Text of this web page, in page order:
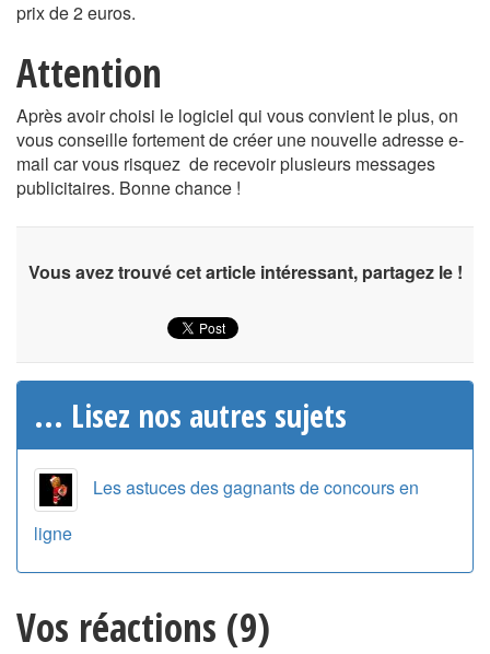
prix de 2 euros.
Attention
Après avoir choisi le logiciel qui vous convient le plus, on
vous conseille fortement de créer une nouvelle adresse e-
mail car vous risquez de recevoir plusieurs messages
publicitaires. Bonne chance !
Vous avez trouvé cet article intéressant, partagez le !
... Lisez nos autres sujets
Les astuces des gagnants de concours en
ligne
Vos réactions (9)